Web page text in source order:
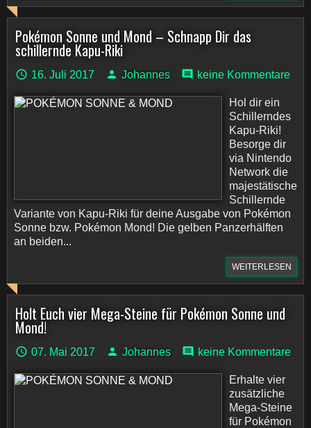
Pokémon Sonne und Mond – Schnapp Dir das
schillernde Kapu-Riki
16. Juli 2017 Johannes keine Kommentare
Hol dir ein
Schillerndes
Kapu-Riki!
Besorge dir
via Nintendo
Network die
majestätische
Schillernde
Variante von Kapu-Riki für deine Ausgabe von Pokémon
Sonne bzw. Pokémon Mond! Die gelben Panzerhälften
an beiden...
WEITERLESEN
Holt Euch vier Mega-Steine für Pokémon Sonne und
Mond!
07. Mai 2017 Johannes keine Kommentare
Erhalte vier
zusätzliche
Mega-Steine
für Pokémon